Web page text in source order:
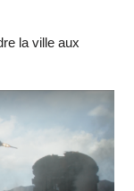
la ville aux